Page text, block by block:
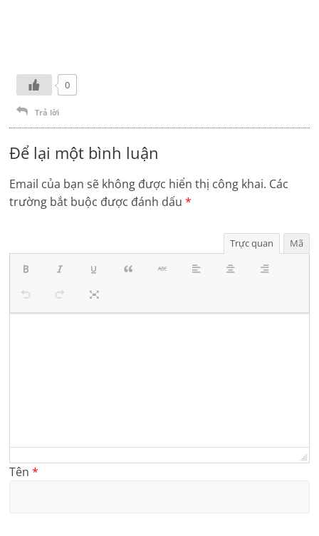
0
Trả lời
Để lại một bình luận
Email của bạn sẽ không được hiển thị công khai. Các
trường bắt buộc được đánh dấu*
Trực quan Mã
Tên*